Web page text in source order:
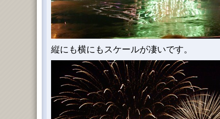
縦にも横にもスケールが凄いです。